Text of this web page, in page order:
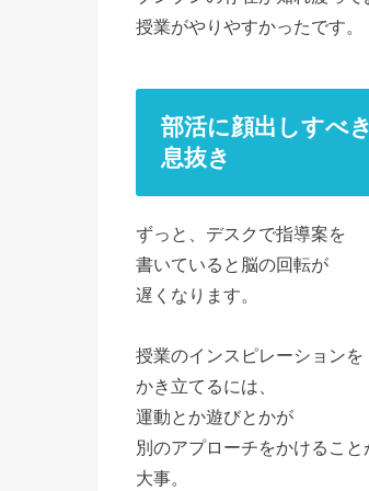
授業がやりやすかったです。
部活に顔出しすべ
息抜き
ずっと、デスクで指導案を
書いていると脳の回転が
遅くなります。
授業のインスピレーションを
かき立てるには、
運動とか遊びとかが
別のアプローチをかけること
大事。